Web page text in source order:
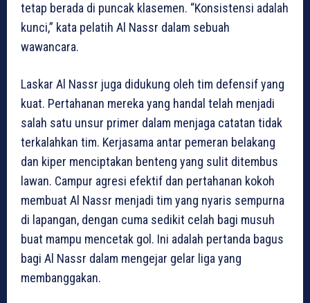
tetap berada di puncak klasemen. “Konsistensi adalah
kunci,” kata pelatih Al Nassr dalam sebuah
wawancara.
Laskar Al Nassr juga didukung oleh tim defensif yang
kuat. Pertahanan mereka yang handal telah menjadi
salah satu unsur primer dalam menjaga catatan tidak
terkalahkan tim. Kerjasama antar pemeran belakang
dan kiper menciptakan benteng yang sulit ditembus
lawan. Campur agresi efektif dan pertahanan kokoh
membuat Al Nassr menjadi tim yang nyaris sempurna
di lapangan, dengan cuma sedikit celah bagi musuh
buat mampu mencetak gol. Ini adalah pertanda bagus
bagi Al Nassr dalam mengejar gelar liga yang
membanggakan.